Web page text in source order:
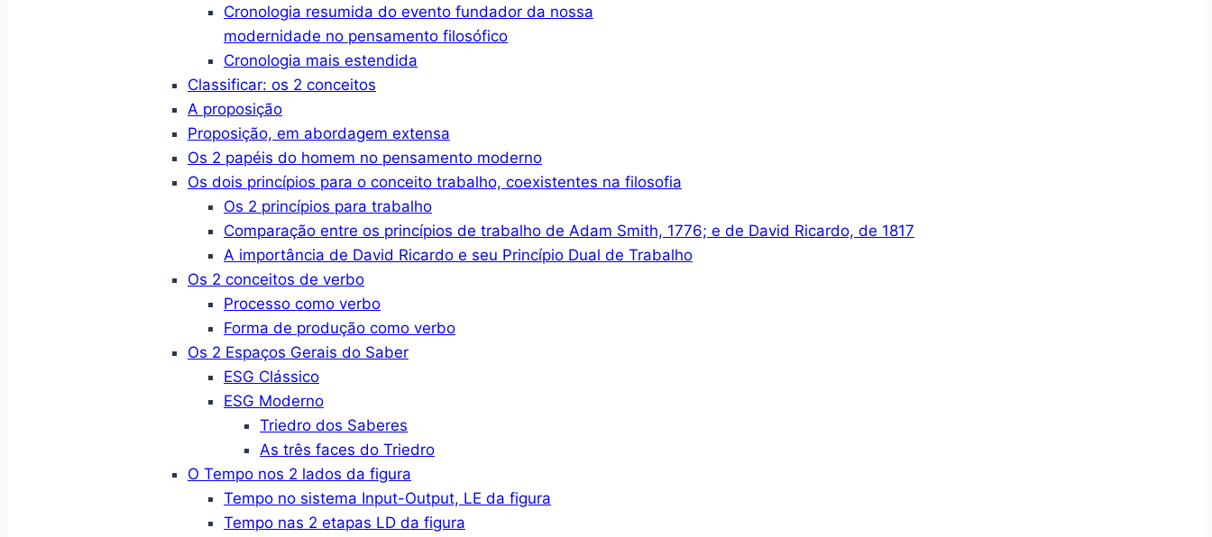
Cronologia resumida do evento fundador da nossa
modernidade no pensamento filosófico
Cronologia mais estendida
Classificar: os 2 conceitos
A proposição
Proposição, em abordagem extensa
Os 2 papéis do homem no pensamento moderno
Os dois princípios para o conceito trabalho, coexistentes na filosofia
Os 2 princípios para trabalho
Comparação entre os princípios de trabalho de Adam Smith, 1776; e de David Ricardo, de 1817
A importância de David Ricardo e seu Princípio Dual de Trabalho
Os 2 conceitos de verbo
Processo como verbo
Forma de produção como verbo
Os 2 Espaços Gerais do Saber
ESG Clássico
ESG Moderno
Triedro dos Saberes
As três faces do Triedro
O Tempo nos 2 lados da figura
Tempo no sistema Input-Output, LE da figura
Tempo nas 2 etapas LD da figura